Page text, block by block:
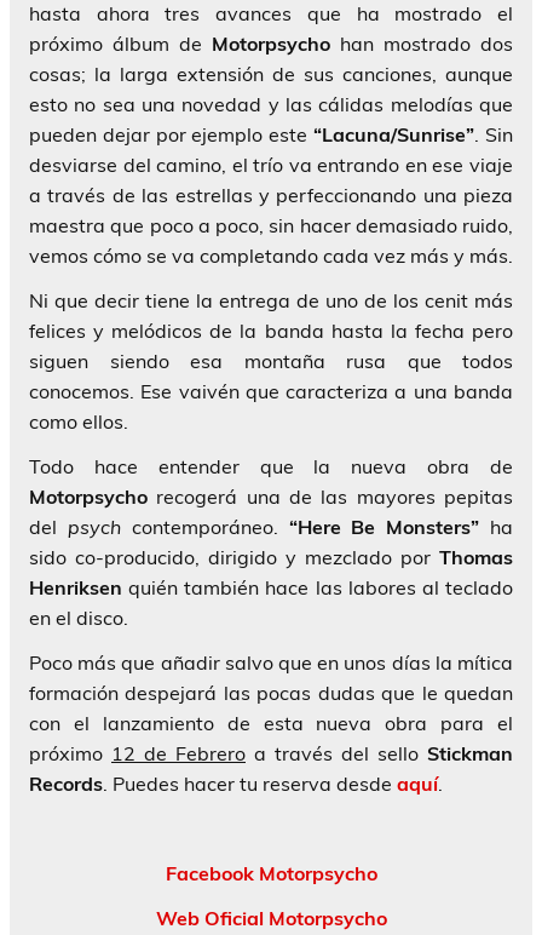
hasta ahora tres avances que ha mostrado el
próximo álbum de Motorpsycho han mostrado dos
cosas; la larga extensión de sus canciones, aunque
esto no sea una novedad y las cálidas melodías que
pueden dejar por ejemplo este“Lacuna/Sunrise”. Sin
desviarse del camino, el trío va entrando en ese viaje
a través de las estrellas y perfeccionando una pieza
maestra que poco a poco, sin hacer demasiado ruido,
vemos cómo se va completando cada vez más y más.
Ni que decir tiene la entrega de uno de los cenit más
felices y melódicos de la banda hasta la fecha pero
siguen siendo esa montaña rusa que todos
conocemos. Ese vaivén que caracteriza a una banda
como ellos.
Todo hace entender que la nueva obra de
Motorpsycho recogerá una de las mayores pepitas
del psychcontemporáneo. “Here Be Monsters” ha
sido co-producido, dirigido y mezclado por Thomas
Henriksen quién también hace las labores al teclado
en el disco.
Poco más que añadir salvo que en unos días la mítica
formación despejará las pocas dudas que le quedan
con el lanzamiento de esta nueva obra para el
próximo 12 de Febrero a través del sello Stickman
Records. Puedes hacer tu reserva desde aquí.
Facebook Motorpsycho
Web Oficial Motorpsycho